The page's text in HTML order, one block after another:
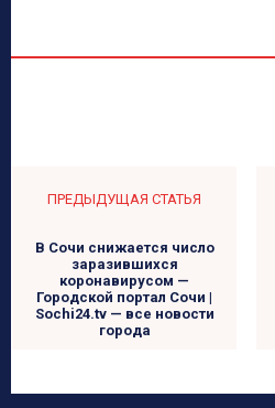
ПРЕДЫДУЩАЯ СТАТЬЯ
В Сочи снижается число
заразившихся
коронавирусом —
Городской портал Сочи |
Sochi24.tv — все новости
города